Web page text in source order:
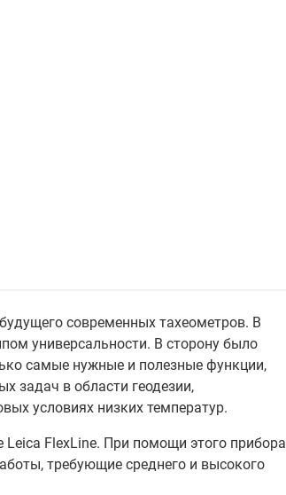
современных тахеометров. В
универсальности. В сторону было
самые нужные и полезные функции,
задач в области геодезии,
условиях низких температур.
FlexLine. При помощи этого прибора
требующие среднего и высокого